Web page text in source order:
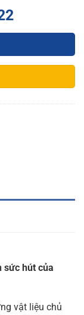
sức hút của
vật liệu chủ